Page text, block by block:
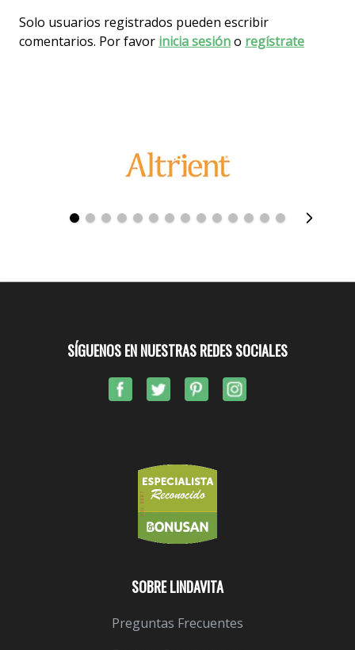
Solo usuarios registrados pueden escribir
comentarios. Por favor inicia sesióno regístrate
SOBRE LINDAVITA
Preguntas Frecuentes
SÍGUENOS EN NUESTRAS REDES SOCIALES